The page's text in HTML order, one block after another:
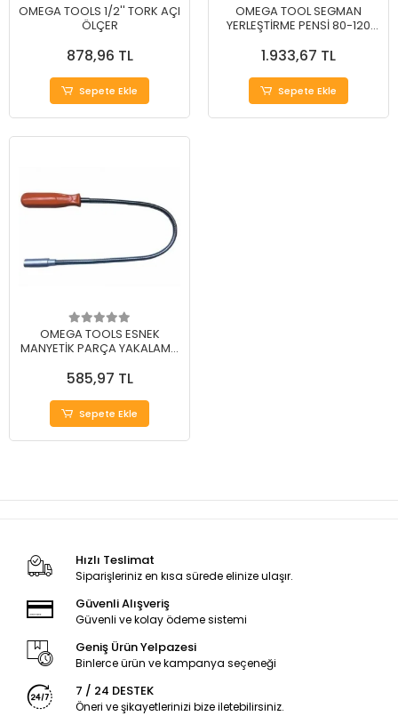
OMEGA TOOLS 1/2'' TORK AÇI
ÖLÇER
878,96 TL
Sepete Ekle
OMEGA TOOL SEGMAN
YERLEŞTİRME PENSİ 80-120
1.933,67 TL
Sepete Ekle
OMEGA TOOLS ESNEK
MANYETİK PARÇA YAKALAMA
585,97 TL
Sepete Ekle
Hızlı Teslimat
Siparişleriniz en kısa sürede elinize ulaşır.
Güvenli Alışveriş
Güvenli ve kolay ödeme sistemi
Geniş Ürün Yelpazesi
Binlerce ürün ve kampanya seçeneği
7 / 24 DESTEK
Öneri ve şikayetlerinizi bize iletebilirsiniz.